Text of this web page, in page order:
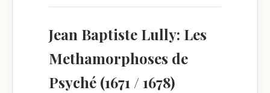
Jean Baptiste Lully: Les
Methamorphoses de
Psyché (1671 / 1678)